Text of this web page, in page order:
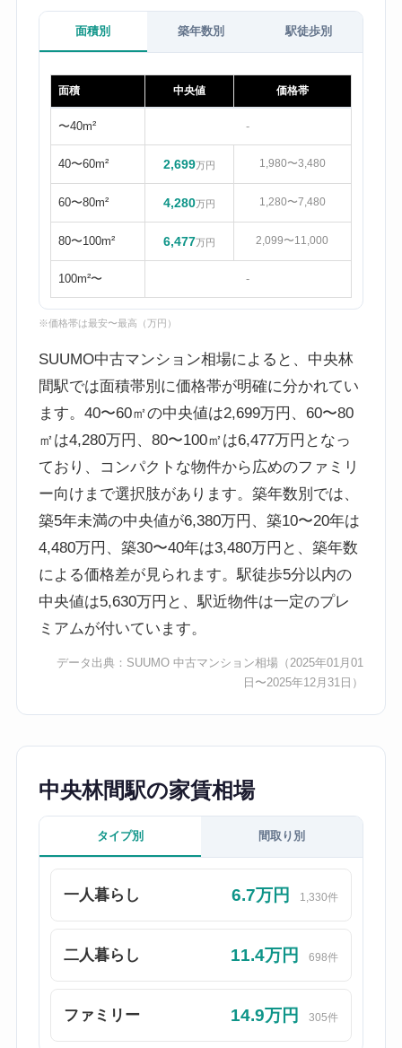
面積別 築年数別 駅徒歩別
面積 中央値 価格帯
〜40m² -
40〜60m² 2,699万円 1,980〜3,480
60〜80m² 4,280万円 1,280〜7,480
80〜100m² 6,477万円 2,099〜11,000
100m²〜 -
※価格帯は最安〜最高（万円）
SUUMO中古マンション相場によると、中央林
間駅では面積帯別に価格帯が明確に分かれてい
ます。40〜60㎡の中央値は2,699万円、60〜80
㎡は4,280万円、80〜100㎡は6,477万円となっ
ており、コンパクトな物件から広めのファミリ
ー向けまで選択肢があります。築年数別では、
築5年未満の中央値が6,380万円、築10〜20年は
4,480万円、築30〜40年は3,480万円と、築年数
による価格差が見られます。駅徒歩5分以内の
中央値は5,630万円と、駅近物件は一定のプレ
ミアムが付いています。
データ出典： SUUMO 中古マンション相場 （2025年01月01
日〜2025年12月31日）
中央林間駅の家賃相場
タイプ別 間取り別
一人暮らし 6.7万円 1,330件
二人暮らし 11.4万円 698件
ファミリー 14.9万円 305件